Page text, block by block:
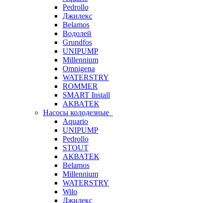
Pedrollo
Джилекс
Belamos
Водолей
Grundfos
UNIPUMP
Millennium
Omnigena
WATERSTRY
ROMMER
SMART Install
АКВАТЕК
Насосы колодезные
Aquario
UNIPUMP
Pedrollo
STOUT
АКВАТЕК
Belamos
Millennium
WATERSTRY
Wilo
Джилекс